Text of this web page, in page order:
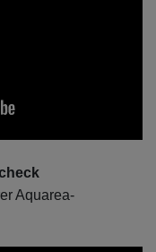
Aquarea-